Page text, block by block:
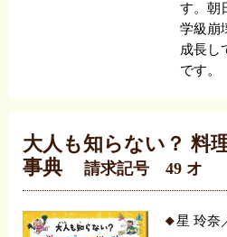
す。朝
学級崩
成長し
です。
大人も知らない？ 料
事典
請求記号 49 オ
星 玲奈